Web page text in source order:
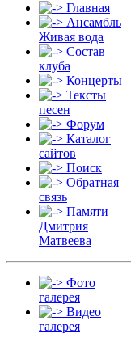
Главная
Ансамбль
Живая вода
Состав
клуба
Концерты
Тексты
песен
Форум
Каталог
сайтов
Поиск
Обратная
связь
Памяти
Дмитрия
Матвеева
Фото
галерея
Видео
галерея